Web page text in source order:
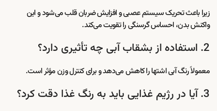
زیرا باعث تحریک سیستم عصبی و افزایش ضربان قلب می‌شود و این
واکنش بدن، احساس گرسنگی را تقویت می‌کند.
2. استفاده از بشقاب آبی چه تأثیری دارد؟
معمولاً رنگ آبی اشتها را کاهش می‌دهد و برای کنترل وزن مؤثر است.
3. آیا در رژیم غذایی باید به رنگ غذا دقت کرد؟